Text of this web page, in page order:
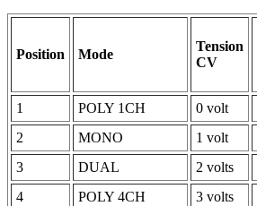
Position Mode
Tension
CV
1 POLY 1CH 0 volt
2
MONO 1 volt
3
DUAL 2 volts
4
POLY 4CH 3 volts